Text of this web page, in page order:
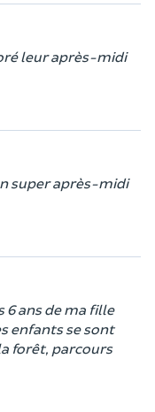
leur après-midi
super après-midi
ans de ma fille
enfants se sont
forêt, parcours